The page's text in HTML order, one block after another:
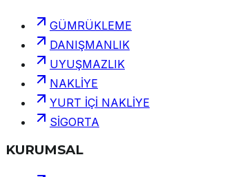
GÜMRÜKLEME
DANIŞMANLIK
UYUŞMAZLIK
NAKLİYE
YURT İÇİ NAKLİYE
SİGORTA
KURUMSAL